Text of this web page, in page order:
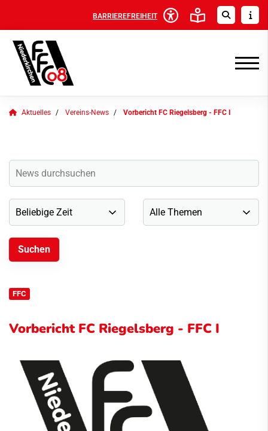
BARRIEREFREIHEIT
Aktuelles Vereins-News Vorbericht FC Riegelsberg - FFC I
FFC
Vorbericht FC Riegelsberg - FFC I